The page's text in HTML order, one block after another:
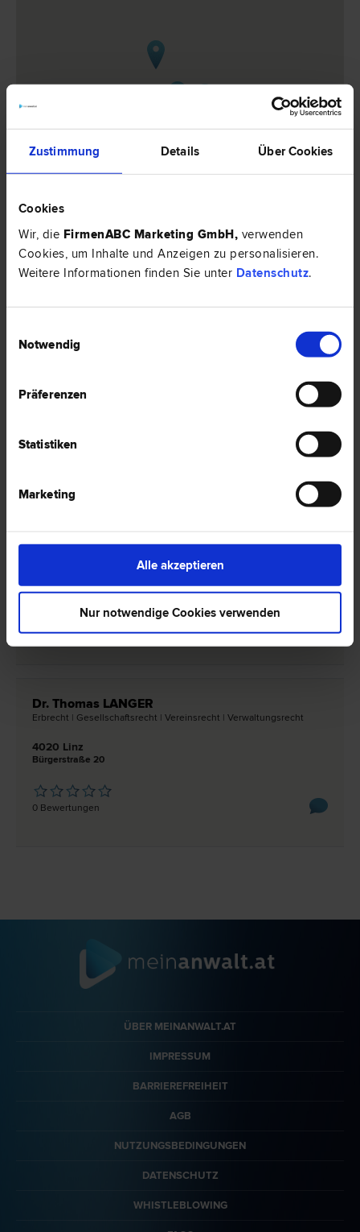
Zustimmung Details Über Cookies
Cookies
Wir, die FirmenABC Marketing GmbH, verwenden
Cookies, um Inhalte und Anzeigen zu personalisieren.
Weitere Informationen finden Sie unter Datenschutz.
Notwendig
Präferenzen
Statistiken
Marketing
Alle akzeptieren
Nur notwendige Cookies verwenden
3 Anwälte -Vereinsrecht in Linz
Mag. Albrecht ZAUNER
Immobilien­recht | Vereins­recht | Verwaltungs­recht | Finanzstraf­
recht
Dr. Thomas LANGER
Erb­recht | Gesellschafts­recht | Vereins­recht | Verwaltungs­recht
4020 Linz
Bürgerstraße 20
0 Bewertungen
ÜBER MEINANWALT.AT
IMPRESSUM
BARRIEREFREIHEIT
AGB
NUTZUNGSBEDINGUNGEN
DATENSCHUTZ
WHISTLEBLOWING